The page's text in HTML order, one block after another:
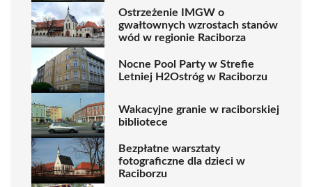
Ostrzeżenie IMGW o
gwałtownych wzrostach stanów
wód w regionie Raciborza
Nocne Pool Party w Strefie
Letniej H2Ostróg w Raciborzu
Wakacyjne granie w raciborskiej
bibliotece
Bezpłatne warsztaty
fotograficzne dla dzieci w
Raciborzu